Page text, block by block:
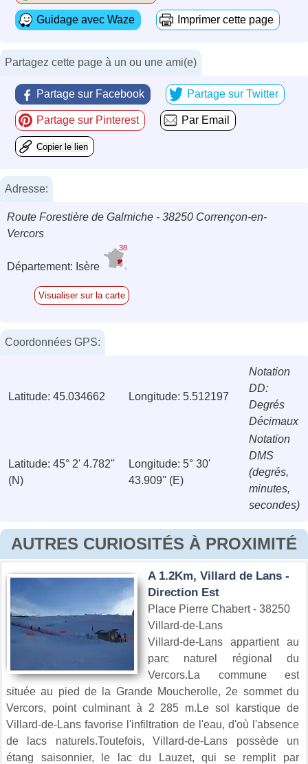
Guidage avec Waze Imprimer cette page
Partagez cette page à un ou une ami(e)
Partage sur Facebook Partage sur Twitter
Partage sur Pinterest Par Email
Copier le lien
Adresse:
Route Forestière de Galmiche - 38250 Corrençon-en-
Vercors
Département: Isère
38
Visualiser sur la carte
Coordonnées GPS:
Latitude: 45.034662 Longitude: 5.512197
Notation
DD:
Degrés
Décimaux
Latitude: 45° 2' 4.782''
(N)
Longitude: 5° 30'
43.909'' (E)
Notation
DMS
(degrés,
minutes,
secondes)
AUTRES CURIOSITÉS À PROXIMITÉ
A 1.2Km, Villard de Lans -
Direction Est
Place Pierre Chabert - 38250
Villard-de-Lans
Villard-de-Lans appartient au
parc naturel régional du
Vercors.La commune est
située au pied de la Grande Moucherolle, 2e sommet du
Vercors, point culminant à 2 285 m.Le sol karstique de
Villard-de-Lans favorise l'infiltration de l'eau, d'où l'absence
de lacs naturels.Toutefois, Villard-de-Lans possède un
étang saisonnier, le lac du Lauzet, qui se remplit par